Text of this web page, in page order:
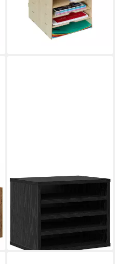
14,99 € UVP29,99 €
lieferbar - in 2-3 Werktagen bei dir
Organizer Schreibtisch
Organizer Schwarz Eichen-